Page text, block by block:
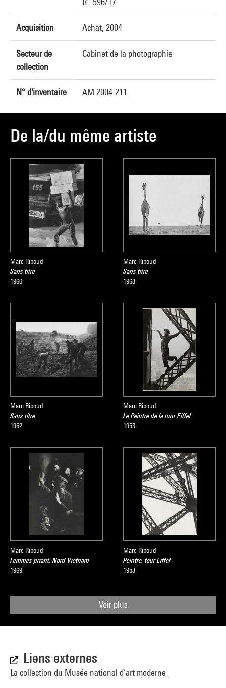
Acquisition Achat, 2004
Secteur de
collection
Cabinet de la photographie
N° d'inventaire AM 2004-211
De la/du même artiste
Marc Riboud
Sans titre
1960
Marc Riboud
Sans titre
1963
Marc Riboud
Sans titre
1962
Marc Riboud
Le Peintre de la tour Eiffel
1953
Marc Riboud
Femmes priant, Nord Vietnam
1969
Marc Riboud
Peintre, tour Eiffel
1953
Voir plus
Liens externes
La collection du Musée national d’art moderne